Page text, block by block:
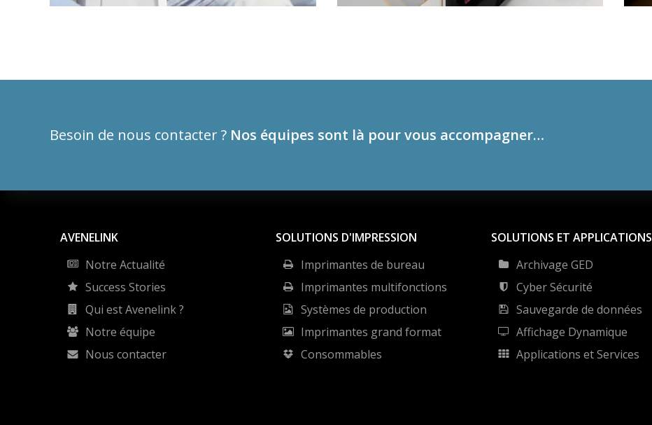
Besoin de nous contacter ? Nos équipes sont là pour vous accompagner…
AVENELINK
Notre Actualité
Success Stories
Qui est Avenelink ?
Notre équipe
Nous contacter
SOLUTIONS D'IMPRESSION
Imprimantes de bureau
Imprimantes multifonctions
Systèmes de production
Imprimantes grand format
Consommables
SOLUTIONS ET APPLICATIONS
Archivage GED
Cyber Sécurité
Sauvegarde de données
Affichage Dynamique
Applications et Services